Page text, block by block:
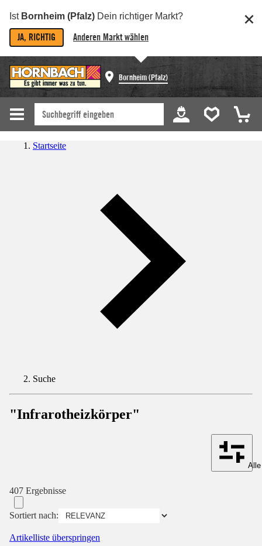
Ist Bornheim (Pfalz) Dein richtiger Markt?
JA, RICHTIG Anderen Markt wählen
Bornheim (Pfalz)
Startseite
Suche
"Infrarotheizkörper"
407 Ergebnisse
Sortiert nach:
Artikelliste überspringen